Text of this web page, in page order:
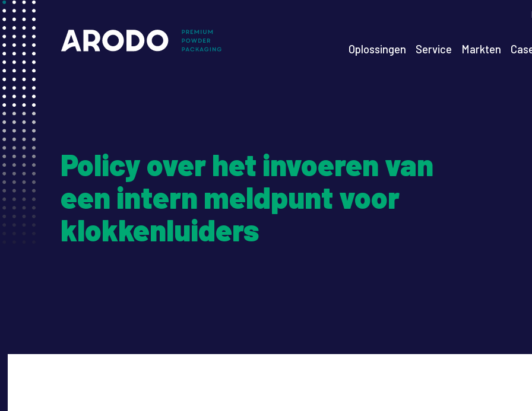
Overslaan
en
naar
de
inhoud
gaan
Oplossingen Service Markten
Policy over het invoeren van
een intern meldpunt voor
klokkenluiders